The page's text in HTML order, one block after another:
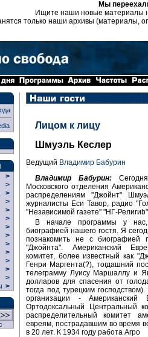
Мы
Ищите наши новые материалы
только наши архивы (материалы,
>
>
>
>
>
>
>
>
>
>
>
>
>
>
Лицом к лицу
Шмуэль Кеслер
Ведущий Владимир Бабурин
Владимир Бабурин:
Московского отделения
распределениям "Джойнт"
журналисты Еси Тавор, радио
"Независимой газете" "НГ-Религиb".
В начале программы у
биографией нашего гостя. Я
познакомить не с биографией
"Джойнта". Американский
комитет, более известный как
Генри Маргента(?), тогдашний
телеграмму Луису Маршаллу и
долларов для спасения от
тогда под турецким
организации - Американский
Ортодоксальный Центральный
распределительный комитет
евреям, пострадавшим во время
в 20 лет. К 1934 году работа Агро